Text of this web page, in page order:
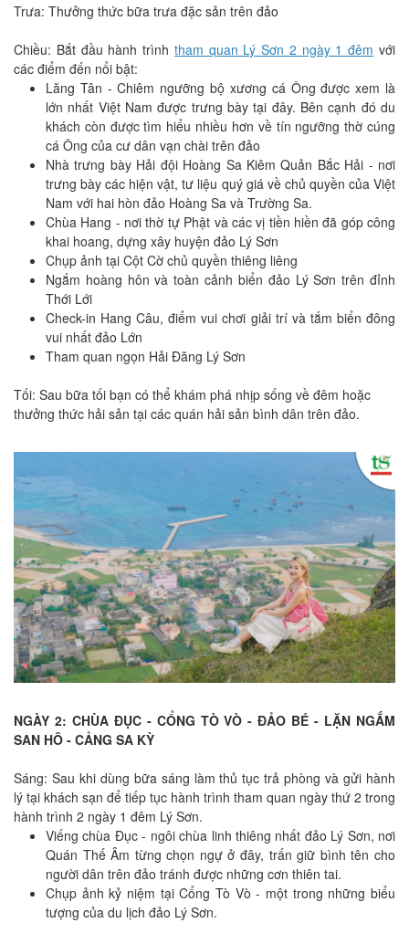
Trưa: Thưởng thức bữa trưa đặc sản trên đảo
Chiều: Bắt đầu hành trình tham quan Lý Sơn 2 ngày 1 đêm với
các điểm đến nổi bật:
Lăng Tân - Chiêm ngưỡng bộ xương cá Ông được xem là
lớn nhất Việt Nam được trưng bày tại đây. Bên cạnh đó du
khách còn được tìm hiểu nhiều hơn về tín ngưỡng thờ cúng
cá Ông của cư dân vạn chài trên đảo
Nhà trưng bày Hải đội Hoàng Sa Kiêm Quản Bắc Hải - nơi
trưng bày các hiện vật, tư liệu quý giá về chủ quyền của Việt
Nam với hai hòn đảo Hoàng Sa và Trường Sa.
Chùa Hang - nơi thờ tự Phật và các vị tiền hiền đã góp công
khai hoang, dựng xây huyện đảo Lý Sơn
Chụp ảnh tại Cột Cờ chủ quyền thiêng liêng
Ngắm hoàng hôn và toàn cảnh biển đảo Lý Sơn trên đỉnh
Thới Lới
Check-in Hang Câu, điểm vui chơi giải trí và tắm biển đông
vui nhất đảo Lớn
Tham quan ngọn Hải Đăng Lý Sơn
Tối: Sau bữa tối bạn có thể khám phá nhịp sống về đêm hoặc
thưởng thức hải sản tại các quán hải sản bình dân trên đảo.
NGÀY 2: CHÙA ĐỤC - CỔNG TÒ VÒ - ĐẢO BÉ - LẶN NGẮM
SAN HÔ - CẢNG SA KỲ
Sáng: Sau khi dùng bữa sáng làm thủ tục trả phòng và gửi hành
lý tại khách sạn để tiếp tục hành trình tham quan ngày thứ 2 trong
hành trình 2 ngày 1 đêm Lý Sơn.
Viếng chùa Đục - ngôi chùa linh thiêng nhất đảo Lý Sơn, nơi
Quán Thế Âm từng chọn ngự ở đây, trấn giữ bình tên cho
người dân trên đảo tránh được những cơn thiên tai.
Chụp ảnh kỷ niệm tại Cổng Tò Vò - một trong những biểu
tượng của du lịch đảo Lý Sơn.